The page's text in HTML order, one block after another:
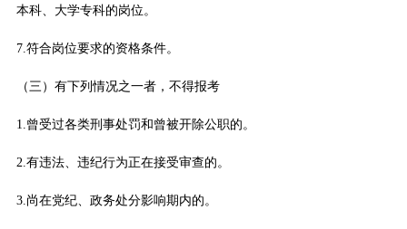
本科、大学专科的岗位。
7.符合岗位要求的资格条件。
（三）有下列情况之一者，不得报考
1.曾受过各类刑事处罚和曾被开除公职的。
2.有违法、违纪行为正在接受审查的。
3.尚在党纪、政务处分影响期内的。